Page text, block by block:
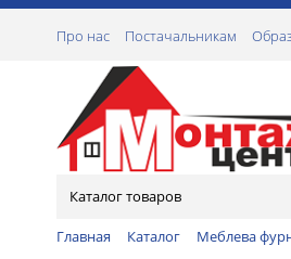
Про нас Постачальникам
Каталог товаров
Главная Каталог Меблева